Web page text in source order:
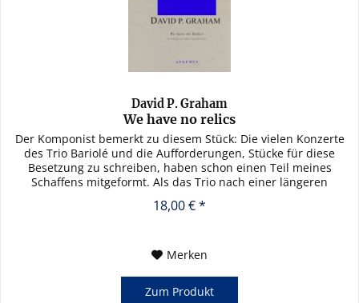
David P. Graham
We have no relics
Der Komponist bemerkt zu diesem Stück: Die vielen Konzerte
des Trio Bariolé und die Aufforderungen, Stücke für diese
Besetzung zu schreiben, haben schon einen Teil meines
Schaffens mitgeformt. Als das Trio nach einer län­geren
18,00 € *
Merken
Zum Produkt